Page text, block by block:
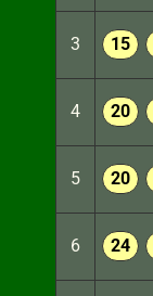
3 15
4 20
5 20
6 24